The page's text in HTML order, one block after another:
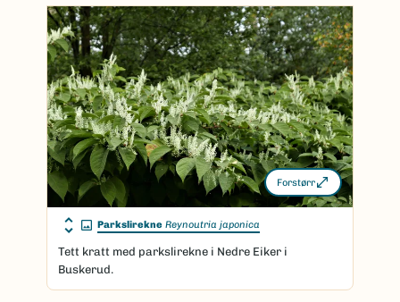
Forstørr
Parkslirekne Reynoutria japonica
Tett kratt med parkslirekne i Nedre Eiker i
Buskerud.